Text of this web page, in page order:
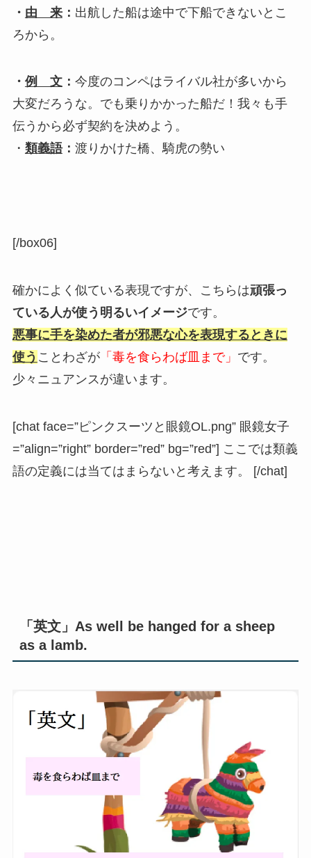
・ 由 来： 出航した船は途中で下船できないとこ
ろから。
・ 例 文： 今度のコンペはライバル社が多いから
大変だろうな。でも乗りかかった船だ！我々も手
伝うから必ず契約を決めよう。
・ 類義語： 渡りかけた橋、騎虎の勢い
[/box06]
確かによく似ている表現ですが、こちらは頑張っ
ている人が使う明るいイメージです。
悪事に手を染めた者が邪悪な心を表現するときに
使う ことわざが「毒を食らわば皿まで」 です。
少々ニュアンスが違います。
[chat face=”ピンクスーツと眼鏡ОL.png” 眼鏡女子
=”align=”right” border=”red” bg=”red”] ここでは類義
語の定義には当てはまらないと考えます。 [/chat]
「英文」As well be hanged for a sheep
as a lamb.